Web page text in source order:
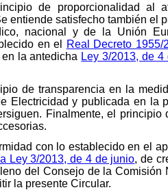
de proporcionalidad al
entiende satisfecho también
nacional y de la Unión
en el
Real Decreto
la antedicha Ley 3/2013, de 4
de transparencia en la
Electricidad y publicada en
Finalmente, el
con lo establecido en el
Ley 3/2013, de 4 de junio, de
del Consejo de la
la presente Circular.